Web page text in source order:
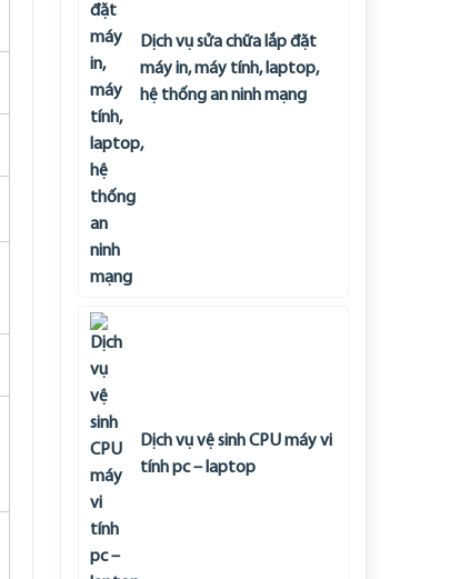
Dịch vụ sửa chữa lắp đặt
máy in, máy tính, laptop,
hệ thống an ninh mạng
Dịch vụ vệ sinh CPU máy vi
tính pc – laptop